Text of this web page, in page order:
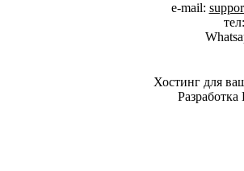
e-mail:
Хостинг для